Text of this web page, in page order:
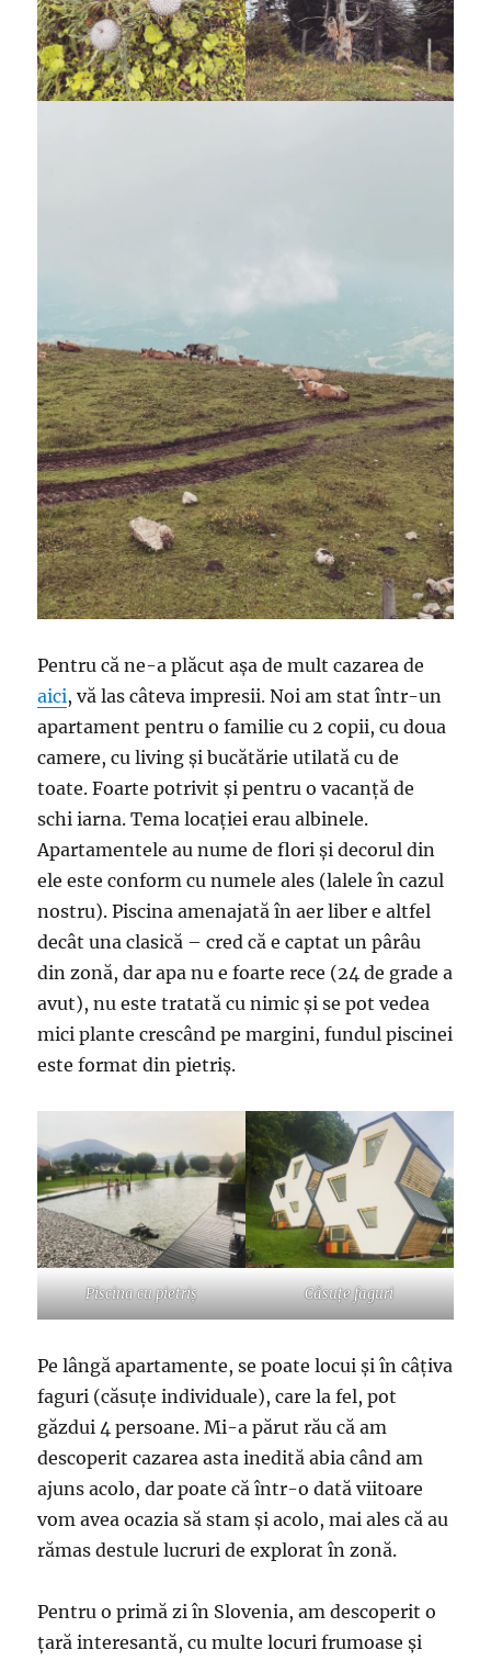
Pentru că ne-a plăcut așa de mult cazarea de
aici, vă las câteva impresii. Noi am stat într-un
apartament pentru o familie cu 2 copii, cu doua
camere, cu living și bucătărie utilată cu de
toate. Foarte potrivit și pentru o vacanță de
schi iarna. Tema locației erau albinele.
Apartamentele au nume de flori și decorul din
ele este conform cu numele ales (lalele în cazul
nostru). Piscina amenajată în aer liber e altfel
decât una clasică – cred că e captat un pârâu
din zonă, dar apa nu e foarte rece (24 de grade a
avut), nu este tratată cu nimic și se pot vedea
mici plante crescând pe margini, fundul piscinei
este format din pietriș.
Piscina cu pietriș Căsuțe faguri
Pe lângă apartamente, se poate locui și în câțiva
faguri (căsuțe individuale), care la fel, pot
găzdui 4 persoane. Mi-a părut rău că am
descoperit cazarea asta inedită abia când am
ajuns acolo, dar poate că într-o dată viitoare
vom avea ocazia să stam și acolo, mai ales că au
rămas destule lucruri de explorat în zonă.
Pentru o primă zi în Slovenia, am descoperit o
țară interesantă, cu multe locuri frumoase și